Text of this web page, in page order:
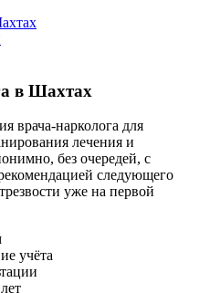
в Шахтах
врача-нарколога для
лечения и
без очередей, с
следующего
уже на первой
учёта